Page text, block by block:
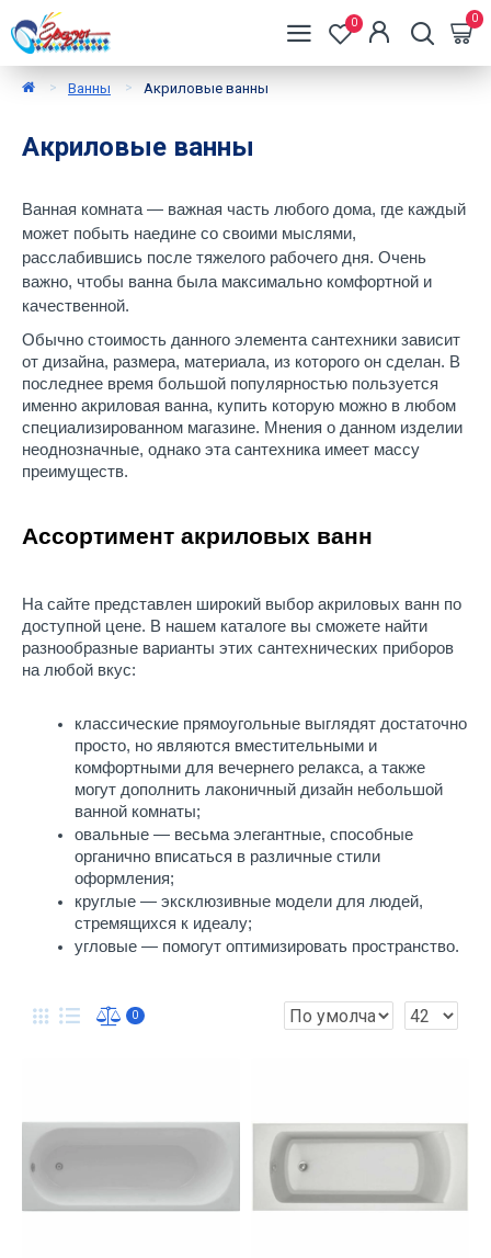
0 0
Ванны Акриловые ванны
Акриловые ванны
Ванная комната — важная часть любого дома, где каждый
может побыть наедине со своими мыслями,
расслабившись после тяжелого рабочего дня. Очень
важно, чтобы ванна была максимально комфортной и
качественной.
Обычно стоимость данного элемента сантехники зависит
от дизайна, размера, материала, из которого он сделан. В
последнее время большой популярностью пользуется
именно акриловая ванна, купить которую можно в любом
специализированном магазине. Мнения о данном изделии
неоднозначные, однако эта сантехника имеет массу
преимуществ.
Ассортимент акриловых ванн
На сайте представлен широкий выбор акриловых ванн по
доступной цене. В нашем каталоге вы сможете найти
разнообразные варианты этих сантехнических приборов
на любой вкус:
классические прямоугольные выглядят достаточно
просто, но являются вместительными и
комфортными для вечернего релакса, а также
могут дополнить лаконичный дизайн небольшой
ванной комнаты;
овальные — весьма элегантные, способные
органично вписаться в различные стили
оформления;
круглые — эксклюзивные модели для людей,
стремящихся к идеалу;
угловые — помогут оптимизировать пространство.
0